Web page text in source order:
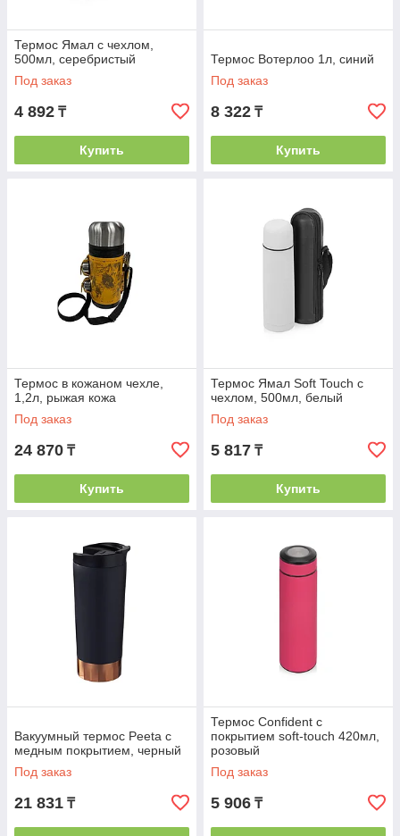
Термос Ямал с чехлом,
500мл, серебристый
Под заказ
4 892 ₸
Купить
Термос Вотерлоо 1л, синий
Под заказ
8 322 ₸
Купить
Термос в кожаном чехле,
1,2л, рыжая кожа
Под заказ
24 870 ₸
Купить
Термос Ямал Soft Touch с
чехлом, 500мл, белый
Под заказ
5 817 ₸
Купить
Вакуумный термос Peeta с
медным покрытием, черный
Под заказ
21 831 ₸
Термос Confident с
покрытием soft-touch 420мл,
розовый
Под заказ
5 906 ₸